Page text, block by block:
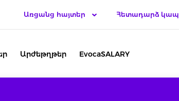
Հետադարձ կապ
Առցանց հայտեր
Արժեթղթեր EvocaSALARY